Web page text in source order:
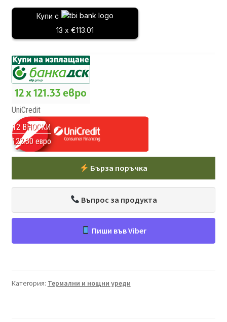
Sytong
XS03‑35LRF
Термален
монокуляр
с
далекомер
Купи с
13 x €113.01
12 x 121.33 евро
UniCredit
12 ВНОСКИ
122.30 евро
Бърза поръчка
Въпрос за продукта
Пиши във Viber
Категория: Термални и нощни уреди